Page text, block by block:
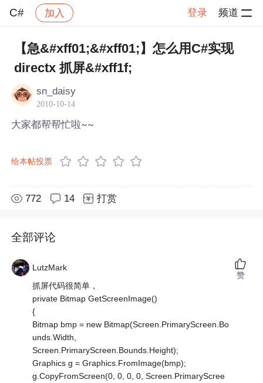
C# 加入 登录 频道
社区 C# 帖子详情
【急&#xff01;&#xff01;】怎么用C#实现
directx 抓屏&#xff1f;
sn_daisy
2010-10-14
大家都帮帮忙啦~~
给本帖投票
772 14 打赏
全部评论
LutzMark
抓屏代码很简单，
private Bitmap GetScreenImage()
{
Bitmap bmp = new Bitmap(Screen.PrimaryScreen.Bo
unds.Width,
Screen.PrimaryScreen.Bounds.Height);
Graphics g = Graphics.FromImage(bmp);
g.CopyFromScreen(0, 0, 0, 0, Screen.PrimaryScree
赞